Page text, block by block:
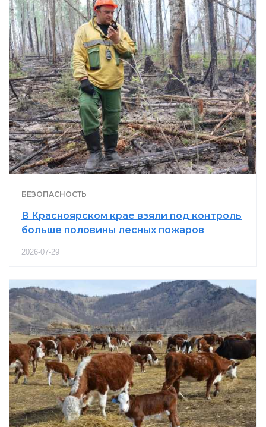
БЕЗОПАСНОСТЬ
В Красноярском крае взяли под контроль
больше половины лесных пожаров
2026-07-29